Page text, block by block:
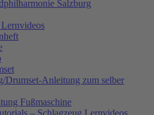
Salzburg
Drumset-Anleitung zum selber
Fußmaschine
– Schlagzeug Lernvideos